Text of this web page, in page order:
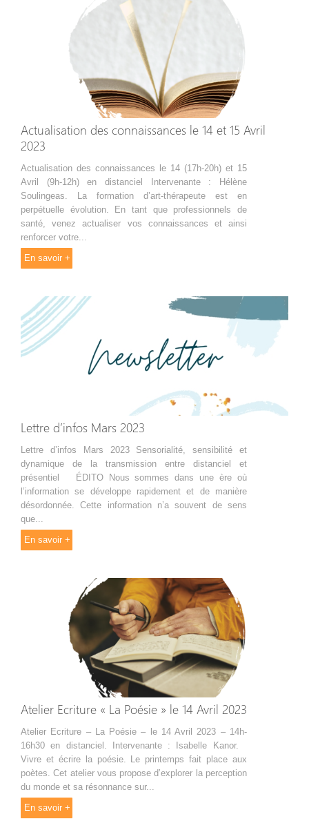
Actualisation des connaissances le 14 et 15 Avril
2023
Actualisation des connaissances le 14 (17h-20h) et 15
Avril (9h-12h) en distanciel Intervenante : Hélène
Soulingeas. La formation d’art-thérapeute est en
perpétuelle évolution. En tant que professionnels de
santé, venez actualiser vos connaissances et ainsi
renforcer votre...
En savoir +
Lettre d’infos Mars 2023
Lettre d’infos Mars 2023 Sensorialité, sensibilité et
dynamique de la transmission entre distanciel et
présentiel ÉDITO Nous sommes dans une ère où
l’information se développe rapidement et de manière
désordonnée. Cette information n’a souvent de sens
que...
En savoir +
Atelier Ecriture « La Poésie » le 14 Avril 2023
Atelier Ecriture – La Poésie – le 14 Avril 2023 – 14h-
16h30 en distanciel. Intervenante : Isabelle Kanor.
Vivre et écrire la poésie. Le printemps fait place aux
poètes. Cet atelier vous propose d’explorer la perception
du monde et sa résonnance sur...
En savoir +